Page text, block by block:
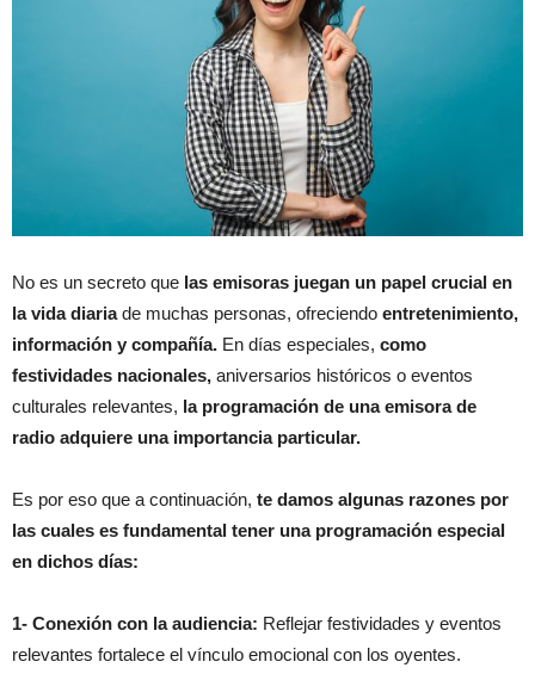
No es un secreto que las emisoras juegan un papel crucial en
la vida diariade muchas personas, ofreciendo entretenimiento,
información y compañía. En días especiales, como
festividades nacionales, aniversarios históricos o eventos
culturales relevantes, la programación de una emisora de
radio adquiere una importancia particular.
Es por eso que a continuación, te damos algunas razones por
las cuales es fundamental tener una programación especial
en dichos días:
1- Conexión con la audiencia: Reflejar festividades y eventos
relevantes fortalece el vínculo emocional con los oyentes.